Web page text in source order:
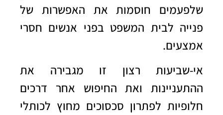
שלפעמים חוסמות את האפשרות של
פנייה לבית המשפט בפני אנשים חסרי
אמצעים.
אי-שביעות רצון זו מגבירה את
ההתעניינות ואת החיפוש אחר דרכים
חלופיות לפתרון סכסוכים מחוץ לכותלי